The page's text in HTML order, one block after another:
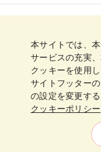
プライバシーポリシー
クッキー詳細設定
Copyright © Nisshin
本サイトでは、
サービスの充実
クッキーを使用
サイトフッター
の設定を変更す
クッキーポリシー